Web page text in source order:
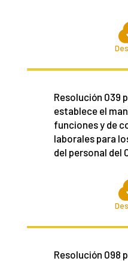
Resolución 039
establece el
funciones y de
laborales para
del personal del
Resolución 098